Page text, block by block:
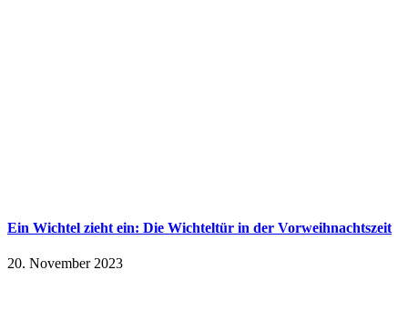
Ein Wichtel zieht ein: Die Wichteltür in der Vorweihnachtszeit
20. November 2023